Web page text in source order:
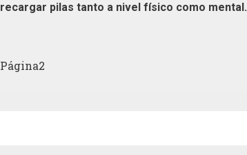
recargar pilas tanto a nivel físico como mental.
Página2